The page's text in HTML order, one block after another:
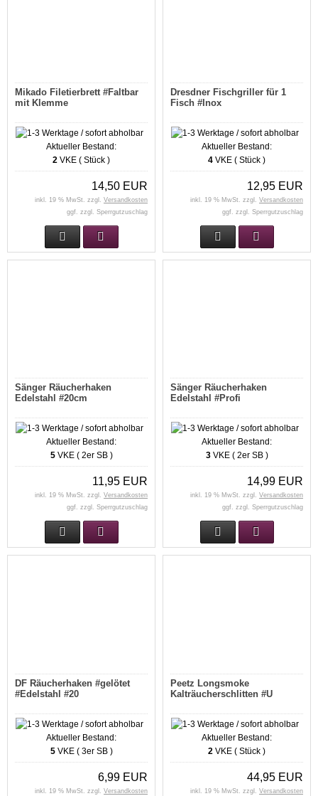
Mikado Filetierbrett #Faltbar
mit Klemme
Aktueller Bestand:
2 VKE ( Stück )
14,50 EUR
inkl. 19 % MwSt. zzgl. Versandkosten
ggf. zzgl. Sperrgutzuschlag
Dresdner Fischgriller für 1
Fisch #Inox
Aktueller Bestand:
4 VKE ( Stück )
12,95 EUR
inkl. 19 % MwSt. zzgl. Versandkosten
ggf. zzgl. Sperrgutzuschlag
Sänger Räucherhaken
Edelstahl #20cm
Aktueller Bestand:
5VKE ( 2er SB )
11,95 EUR
inkl. 19 % MwSt. zzgl. Versandkosten
ggf. zzgl. Sperrgutzuschlag
Sänger Räucherhaken
Edelstahl #Profi
Aktueller Bestand:
3VKE ( 2er SB )
14,99 EUR
inkl. 19 % MwSt. zzgl. Versandkosten
ggf. zzgl. Sperrgutzuschlag
DF Räucherhaken #gelötet
#Edelstahl #20
Aktueller Bestand:
5VKE ( 3er SB )
6,99 EUR
inkl. 19 % MwSt. zzgl. Versandkosten
Peetz Longsmoke
Kalträucherschlitten #U
Aktueller Bestand:
2 VKE ( Stück )
44,95 EUR
inkl. 19 % MwSt. zzgl. Versandkosten